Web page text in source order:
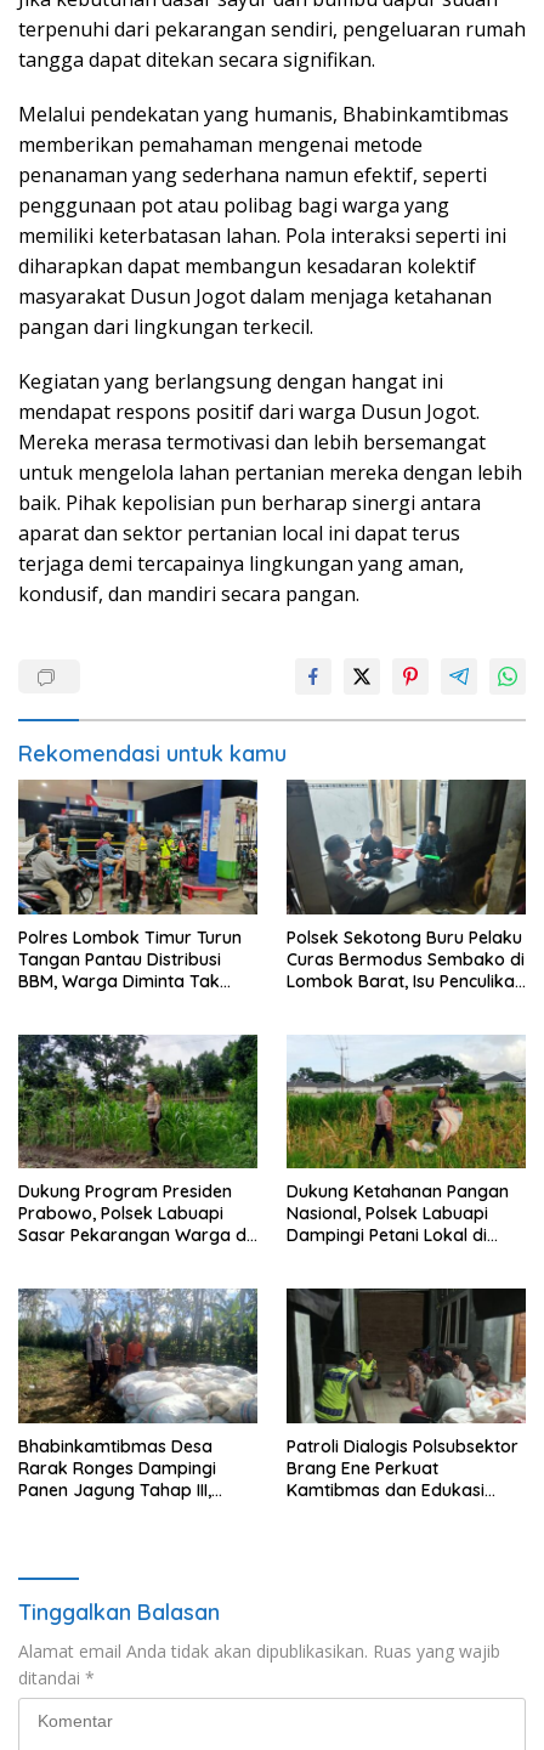
terpenuhi dari pekarangan sendiri, pengeluaran rumah
tangga dapat ditekan secara signifikan.
Melalui pendekatan yang humanis, Bhabinkamtibmas
memberikan pemahaman mengenai metode
penanaman yang sederhana namun efektif, seperti
penggunaan pot atau polibag bagi warga yang
memiliki keterbatasan lahan. Pola interaksi seperti ini
diharapkan dapat membangun kesadaran kolektif
masyarakat Dusun Jogot dalam menjaga ketahanan
pangan dari lingkungan terkecil.
Kegiatan yang berlangsung dengan hangat ini
mendapat respons positif dari warga Dusun Jogot.
Mereka merasa termotivasi dan lebih bersemangat
untuk mengelola lahan pertanian mereka dengan lebih
baik. Pihak kepolisian pun berharap sinergi antara
aparat dan sektor pertanian local ini dapat terus
terjaga demi tercapainya lingkungan yang aman,
kondusif, dan mandiri secara pangan.
Rekomendasi untuk kamu
Polres Lombok Timur Turun
Tangan Pantau Distribusi
BBM, Warga Diminta Tak
Polsek Sekotong Buru Pelaku
Curas Bermodus Sembako di
Lombok Barat, Isu Penculikan
Dukung Program Presiden
Prabowo, Polsek Labuapi
Sasar Pekarangan Warga di
Dukung Ketahanan Pangan
Nasional, Polsek Labuapi
Dampingi Petani Lokal di
Bhabinkamtibmas Desa
Rarak Ronges Dampingi
Panen Jagung Tahap III,
Patroli Dialogis Polsubsektor
Brang Ene Perkuat
Kamtibmas dan Edukasi
Tinggalkan Balasan
Alamat email Anda tidak akan dipublikasikan. Ruas yang wajib
ditandai *